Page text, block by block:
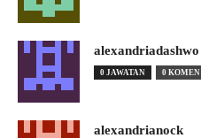
alexandriadashwo
0 JAWATAN 0 KOMEN
alexandrianock